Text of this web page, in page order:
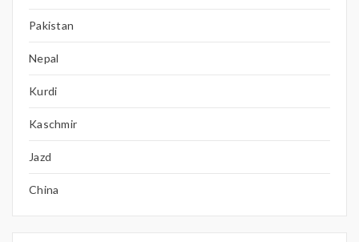
Pakistan
Nepal
Kurdi
Kaschmir
Jazd
China